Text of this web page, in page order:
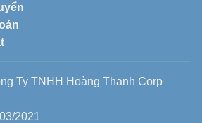
Ty TNHH Hoàng Thanh Corp
2021